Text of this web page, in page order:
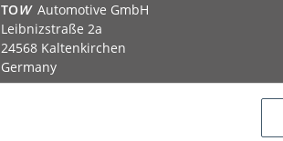
TOW Automotive GmbH
Leibnizstraße 2a
24568 Kaltenkirchen
Germany